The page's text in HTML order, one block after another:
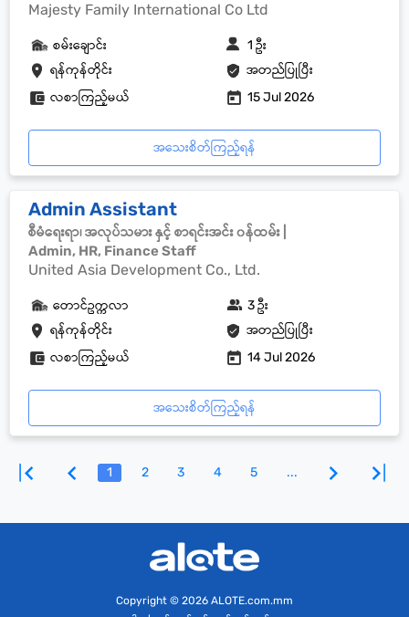
Majesty Family International Co Ltd
ရန်ကုန်တိုင်း အတည်ပြုပြီး
စမ်းချောင်း 1 ဦး
လစာကြည့်မယ် 15 Jul 2026
အသေးစိတ်ကြည့်ရန်
Admin Assistant
စီမံရေးရာ၊ အလုပ်သမား နှင့် စာရင်းအင်း ၀န်ထမ်း |
Admin, HR, Finance Staff
United Asia Development Co., Ltd.
ရန်ကုန်တိုင်း အတည်ပြုပြီး
တောင်ဥက္ကလာ 3 ဦး
လစာကြည့်မယ် 14 Jul 2026
အသေးစိတ်ကြည့်ရန်
1 2 3 4 5 ...
Copyright © 2026 ALOTE.com.mm